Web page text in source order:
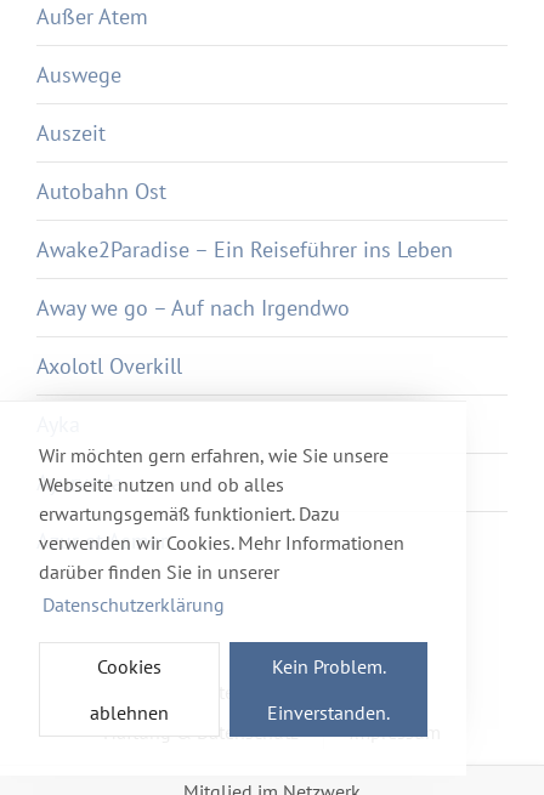
Wir möchten gern erfahren, wie Sie unsere
Webseite nutzen und ob alles
erwartungsgemäß funktioniert. Dazu
verwenden wir Cookies. Mehr Informationen
darüber finden Sie in unserer
Datenschutzerklärung
Cookies
ablehnen
Kein Problem.
Einverstanden.
Außer Atem
Auswege
Auszeit
Autobahn Ost
Awake2Paradise – Ein Reiseführer ins Leben
Away we go – Auf nach Irgendwo
Axolotl Overkill
Ayurveda
Azur et Asmar
Haftung & Datenschutz
Impressum